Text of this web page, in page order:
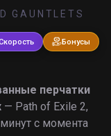
GAUNTLETS
Бонусы
перчатки
— Path of Exile 2,
с момента